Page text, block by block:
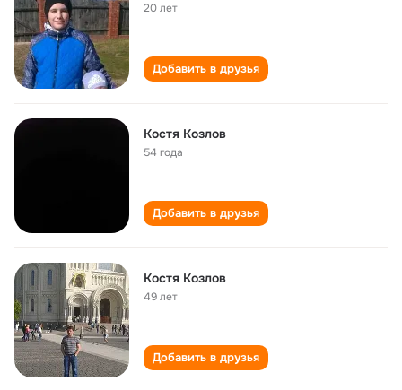
20 лет
Добавить в друзья
Костя Козлов
54 года
Добавить в друзья
Костя Козлов
49 лет
Добавить в друзья